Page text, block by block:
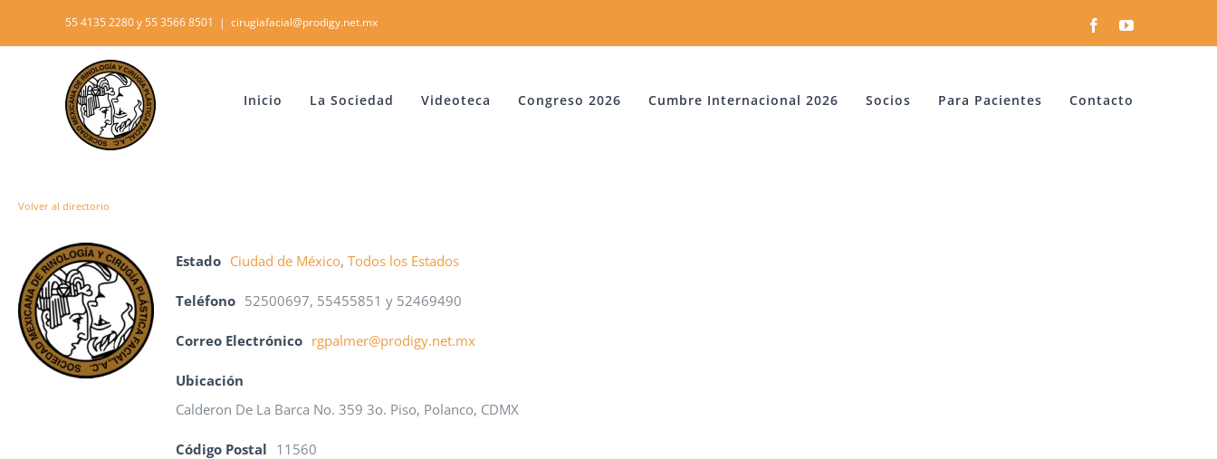
to
55 4135 2280 y 55 3566 8501 | cirugiafacial@prodigy.net.mx FacebookYouTube
Inicio La Sociedad Videoteca Congreso 2026 Cumbre Internacional 2026 Socios Para Pacientes Contacto
Volver al directorio
Estado Ciudad de México, Todos los Estados
Teléfono 52500697, 55455851 y 52469490
Correo Electrónico rgpalmer@prodigy.net.mx
Ubicación
Calderon De La Barca No. 359 3o. Piso, Polanco, CDMX
Código Postal 11560